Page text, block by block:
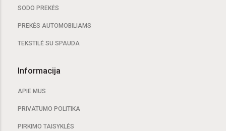
SODO PREKĖS
PREKĖS AUTOMOBILIAMS
TEKSTILĖ SU SPAUDA
Informacija
APIE MUS
PRIVATUMO POLITIKA
PIRKIMO TAISYKLĖS